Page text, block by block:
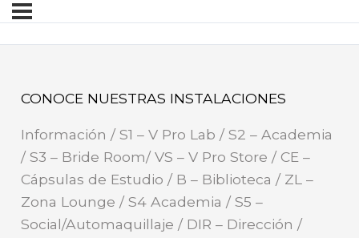
CONOCE NUESTRAS INSTALACIONES
Información / S1 – V Pro Lab / S2 – Academia
/ S3 – Bride Room/ VS – V Pro Store / CE –
Cápsulas de Estudio / B – Biblioteca / ZL –
Zona Lounge / S4 Academia / S5 –
Social/Automaquillaje / DIR – Dirección /